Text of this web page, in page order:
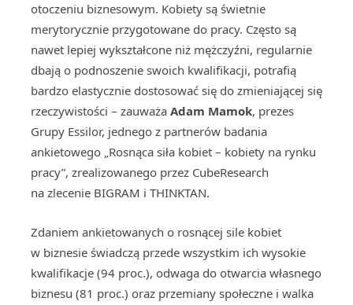
otoczeniu biznesowym. Kobiety są świetnie
merytorycznie przygotowane do pracy. Często są
nawet lepiej wykształcone niż mężczyźni, regularnie
dbają o podnoszenie swoich kwalifikacji, potrafią
bardzo elastycznie dostosować się do zmieniającej się
rzeczywistości – zauważa Adam Mamok, prezes
Grupy Essilor, jednego z partnerów badania
ankietowego „Rosnąca siła kobiet – kobiety na rynku
pracy”, zrealizowanego przez CubeResearch
na zlecenie BIGRAM i THINKTAN.
Zdaniem ankietowanych o rosnącej sile kobiet
w biznesie świadczą przede wszystkim ich wysokie
kwalifikacje (94 proc.), odwaga do otwarcia własnego
biznesu (81 proc.) oraz przemiany społeczne i walka